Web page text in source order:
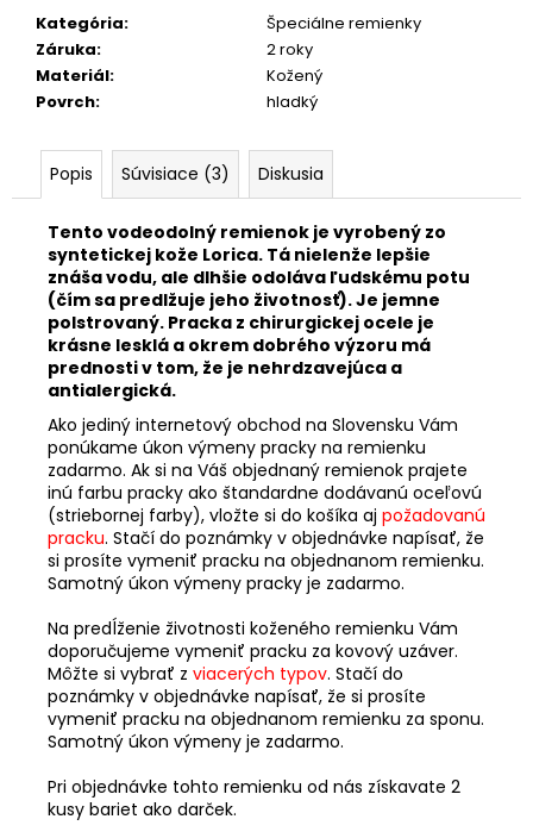
Kategória:
Špeciálne remienky
Záruka:
2 roky
Materiál:
Kožený
Povrch: hladký
Popis Súvisiace (3) Diskusia
Tento vodeodolný remienok je vyrobený zo
syntetickej kože Lorica. Tá nielenže lepšie
znáša vodu, ale dlhšie odoláva ľudskému potu
(čím sa predlžuje jeho životnosť). Je jemne
polstrovaný. Pracka z chirurgickej ocele je
krásne lesklá a okrem dobrého výzoru má
prednosti v tom, že je nehrdzavejúca a
antialergická.
Ako jediný internetový obchod na Slovensku Vám
ponúkame úkon výmeny pracky na remienku
zadarmo. Ak si na Váš objednaný remienok prajete
inú farbu pracky ako štandardne dodávanú oceľovú
(striebornej farby), vložte si do košíka aj požadovanú
pracku. Stačí do poznámky v objednávke napísať, že
si prosíte vymeniť pracku na objednanom remienku.
Samotný úkon výmeny pracky je zadarmo.
Na predĺženie životnosti koženého remienku Vám
doporučujeme vymeniť pracku za kovový uzáver.
Môžte si vybrať z viacerých typov. Stačí do
poznámky v objednávke napísať, že si prosíte
vymeniť pracku na objednanom remienku za sponu.
Samotný úkon výmeny je zadarmo.
Pri objednávke tohto remienku od nás získavate 2
kusy bariet ako darček.
KOŽENÝ
EXTRA
DLHÝ
REMIENOK
454/SL/02
€30,90